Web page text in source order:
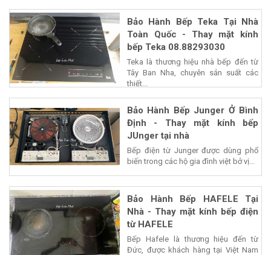
Bảo Hành Bếp Teka Tại Nhà
Toàn Quốc - Thay mặt kính
bếp Teka 08.88293030
Teka là thương hiệu nhà bếp đến từ
Tây Ban Nha, chuyên sản suất các
thiết...
Bảo Hành Bếp Junger Ở Bình
Định - Thay mặt kính bếp
JUnger tại nhà
Bếp điện từ Junger được dùng phổ
biến trong các hộ gia đình việt bở vị...
Bảo Hành Bếp HAFELE Tại
Nhà - Thay mặt kính bếp điện
từ HAFELE
Bếp Hafele là thương hiệu đến từ
Đức, được khách hàng tại Việt Nam